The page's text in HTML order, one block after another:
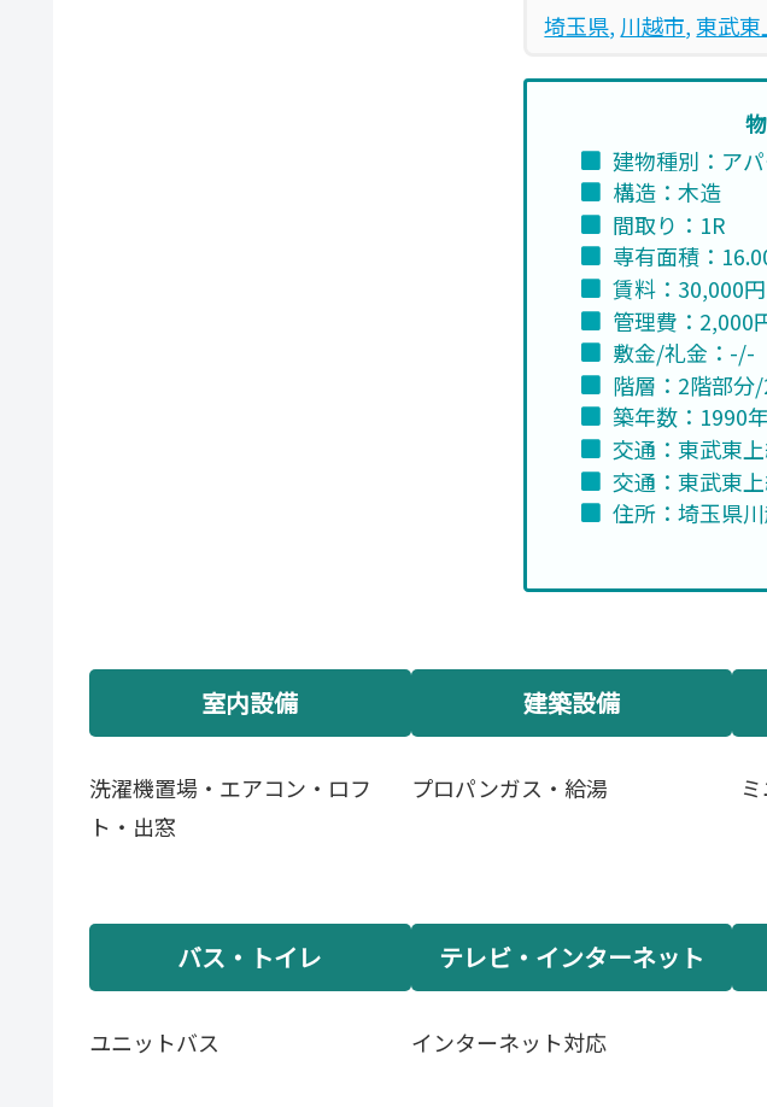
埼玉県, 川越市, 東武
建物種別：ア
構造：木造
間取り：1R
専有面積：
賃料：30,000円
管理費：2,000
敷金/礼金：-/-
階層：2階部分
築年数：1990
交通：東武東
交通：東武東
住所：埼玉県
室内設備
洗濯機置場・エアコン・ロフ
ト・出窓
建築設備
プロパンガス・給湯
バス・トイレ
ユニットバス
テレビ・インターネット
インターネット対応